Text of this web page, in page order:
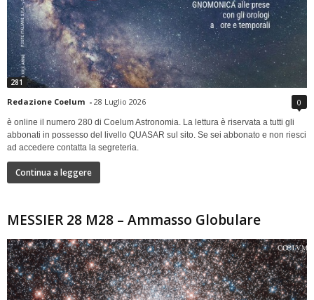
281
Redazione Coelum - 28 Luglio 2026 0
è online il numero 280 di Coelum Astronomia. La lettura è riservata a tutti gli
abbonati in possesso del livello QUASAR sul sito. Se sei abbonato e non riesci
ad accedere contatta la segreteria.
Continua a leggere
MESSIER 28 M28 – Ammasso Globulare